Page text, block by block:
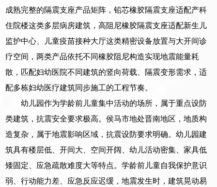
成熟完整的隔震支座产品矩阵，铅芯橡胶隔震支座适配产科
住院楼这类多层病房建筑，高阻尼橡胶隔震支座适配新生儿
监护中心、儿童疫苗接种大厅这类精密设备放置与大开间诊
疗空间，两类产品依托不同橡胶阻尼构造实现地震能量耗
散，匹配妇幼医院不同建筑的竖向荷载、隔震变形需求，适
配多栋妇幼医疗建筑同步施工的工程节奏。
幼儿园作为学龄前儿童集中活动的场所，属于重点设防
类建筑，抗震安全要求极高。侯马市地处晋南地区，地质构
造复杂，属于地震影响区域，抗震设防要求明确。幼儿园建
筑具有楼层低、开间大、空间开阔、幼儿活动密集、家具低
矮固定、应急疏散难度大等特点。学龄前儿童自我保护意识
弱、行动能力差、应急反应迟缓，地震发生时，建筑晃动易